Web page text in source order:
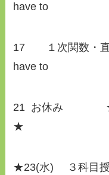
have to
17 １次関数・
have to
21 お休み ★夏
★23(水)